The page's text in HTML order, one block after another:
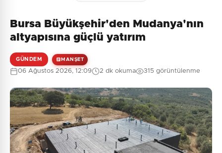
Bursa Büyükşehir'den Mudanya'nın
altyapısına güçlü yatırım
GÜNDEM MANŞET
06 Ağustos 2026, 12:09 2 dk okuma 315 görüntülenme